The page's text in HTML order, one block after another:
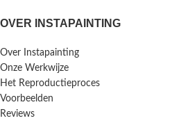
OVER INSTAPAINTING
Over Instapainting
Onze Werkwijze
Het Reproductieproces
Voorbeelden
Reviews